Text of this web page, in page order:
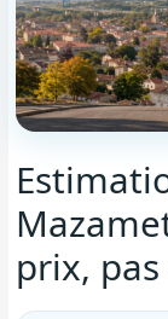
prix, pas